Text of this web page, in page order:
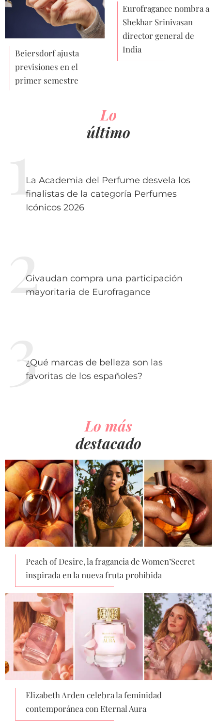
Beiersdorf ajusta
previsiones en el
primer semestre
Eurofragance nombra a
Shekhar Srinivasan
director general de
India
Lo
último
La Academia del Perfume desvela los
finalistas de la categoría Perfumes
Icónicos 2026
Givaudan compra una participación
mayoritaria de Eurofragance
¿Qué marcas de belleza son las
favoritas de los españoles?
Lo más
destacado
Peach of Desire, la fragancia de Women’Secret
inspirada en la nueva fruta prohibida
Elizabeth Arden celebra la feminidad
contemporánea con Eternal Aura